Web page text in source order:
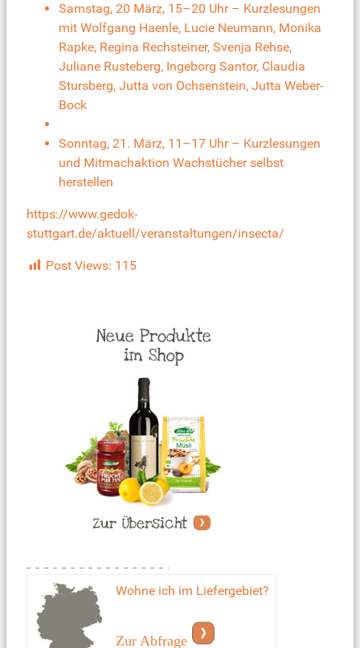
Samstag, 20 März, 15–20 Uhr – Kurzlesungen
mit Wolfgang Haenle, Lucie Neumann, Monika
Rapke, Regina Rechsteiner, Svenja Rehse,
Juliane Rusteberg, Ingeborg Santor, Claudia
Stursberg, Jutta von Ochsenstein, Jutta Weber-
Bock
Sonntag, 21. März, 11–17 Uhr – Kurzlesungen
und Mitmachaktion Wachstücher selbst
herstellen
https://www.gedok-
stuttgart.de/aktuell/veranstaltungen/insecta/
Post Views: 115
Wohne ich im Liefergebiet?
Zur Abfrage